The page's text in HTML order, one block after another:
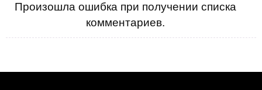
Произошла ошибка при получении списка
комментариев.